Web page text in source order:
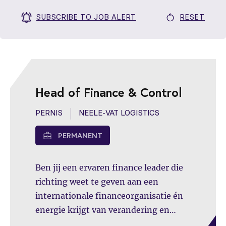
SUBSCRIBE TO JOB ALERT RESET
Head of Finance & Control
PERNIS NEELE-VAT LOGISTICS
PERMANENT
Ben jij een ervaren finance leader die
richting weet te geven aan een
internationale financeorganisatie én
energie krijgt van verandering en